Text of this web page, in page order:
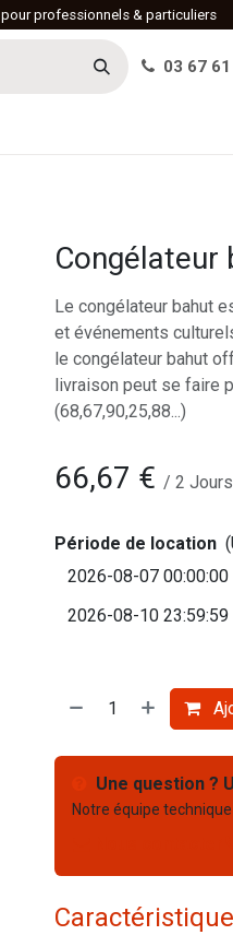
pour professionnels & particuliers
03 67
Congélateur
Le congélateur bahut
et événements
le congélateur bahut
livraison peut se faire
(68,67,90,25,88...)
66,67 € / 2 Jours
Période de location
Une question ?
Notre équipe